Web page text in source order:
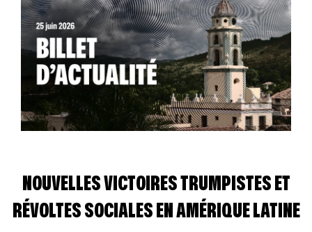
NOUVELLES VICTOIRES TRUMPISTES ET
RÉVOLTES SOCIALES EN AMÉRIQUE LATINE